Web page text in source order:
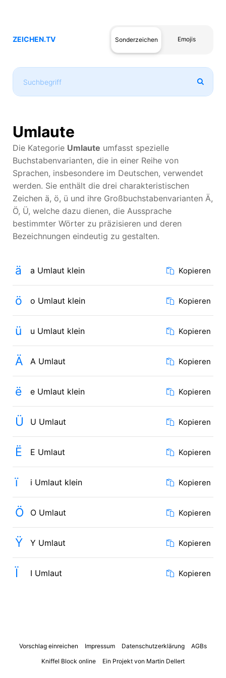
ZEICHEN.TV Sonderzeichen Emojis
Umlaute
Die Kategorie Umlaute umfasst spezielle
Buchstabenvarianten, die in einer Reihe von
Sprachen, insbesondere im Deutschen, verwendet
werden. Sie enthält die drei charakteristischen
Zeichen ä, ö, ü und ihre Großbuchstabenvarianten Ä,
Ö, Ü, welche dazu dienen, die Aussprache
bestimmter Wörter zu präzisieren und deren
Bezeichnungen eindeutig zu gestalten.
ä a Umlaut klein Kopieren
ö o Umlaut klein Kopieren
ü u Umlaut klein Kopieren
Ä A Umlaut Kopieren
ë e Umlaut klein Kopieren
Ü U Umlaut Kopieren
Ë E Umlaut Kopieren
ï i Umlaut klein Kopieren
Ö O Umlaut Kopieren
Ÿ Y Umlaut Kopieren
Ï I Umlaut Kopieren
Vorschlag einreichen Impressum Datenschutzerklärung
AGBs
Kniffel Block online
Ein Projekt von Martin Dellert